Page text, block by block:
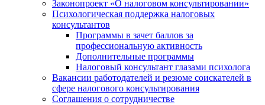
Законопроект «О налоговом консультировании»
Психологическая поддержка налоговых
консультантов
Программы в зачет баллов за
профессиональную активность
Дополнительные программы
Налоговый консультант глазами психолога
Вакансии работодателей и резюме соискателей в
сфере налогового консультирования
Соглашения о сотрудничестве